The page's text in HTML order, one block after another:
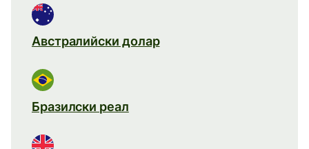
Австралийски долар
Бразилски реал